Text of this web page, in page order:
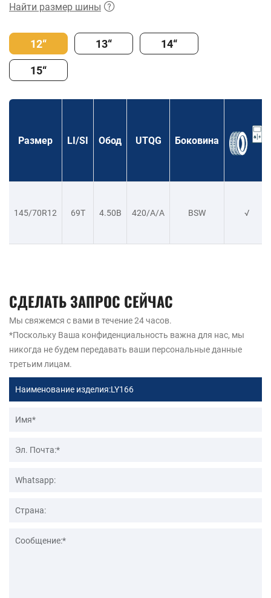
Найти размер шины
12“ 13“
14“
15“
Размер LI/SI Обод UTQG Боковина
145/70R12 69T 4.50B 420/A/A BSW √
СДЕЛАТЬ ЗАПРОС СЕЙЧАС
Мы свяжемся с вами в течение 24 часов.
*Поскольку Ваша конфиденциальность важна для нас, мы
никогда не будем передавать ваши персональные данные
третьим лицам.